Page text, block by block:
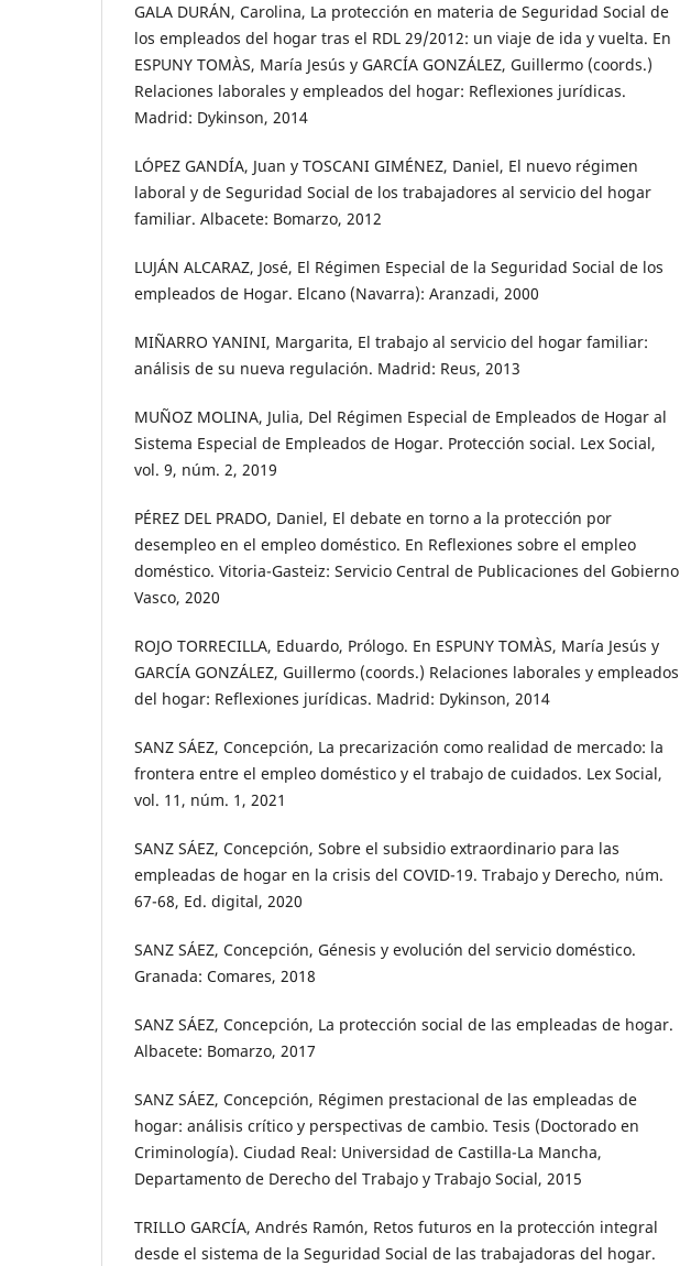
GALA DURÁN, Carolina, La protección en materia de Seguridad Social de
los empleados del hogar tras el RDL 29/2012: un viaje de ida y vuelta. En
ESPUNY TOMÀS, María Jesús y GARCÍA GONZÁLEZ, Guillermo (coords.)
Relaciones laborales y empleados del hogar: Reflexiones jurídicas.
Madrid: Dykinson, 2014
LÓPEZ GANDÍA, Juan y TOSCANI GIMÉNEZ, Daniel, El nuevo régimen
laboral y de Seguridad Social de los trabajadores al servicio del hogar
familiar. Albacete: Bomarzo, 2012
LUJÁN ALCARAZ, José, El Régimen Especial de la Seguridad Social de los
empleados de Hogar. Elcano (Navarra): Aranzadi, 2000
MIÑARRO YANINI, Margarita, El trabajo al servicio del hogar familiar:
análisis de su nueva regulación. Madrid: Reus, 2013
MUÑOZ MOLINA, Julia, Del Régimen Especial de Empleados de Hogar al
Sistema Especial de Empleados de Hogar. Protección social. Lex Social,
vol. 9, núm. 2, 2019
PÉREZ DEL PRADO, Daniel, El debate en torno a la protección por
desempleo en el empleo doméstico. En Reflexiones sobre el empleo
doméstico. Vitoria-Gasteiz: Servicio Central de Publicaciones del Gobierno
Vasco, 2020
ROJO TORRECILLA, Eduardo, Prólogo. En ESPUNY TOMÀS, María Jesús y
GARCÍA GONZÁLEZ, Guillermo (coords.) Relaciones laborales y empleados
del hogar: Reflexiones jurídicas. Madrid: Dykinson, 2014
SANZ SÁEZ, Concepción, La precarización como realidad de mercado: la
frontera entre el empleo doméstico y el trabajo de cuidados. Lex Social,
vol. 11, núm. 1, 2021
SANZ SÁEZ, Concepción, Sobre el subsidio extraordinario para las
empleadas de hogar en la crisis del COVID-19. Trabajo y Derecho, núm.
67-68, Ed. digital, 2020
SANZ SÁEZ, Concepción, Génesis y evolución del servicio doméstico.
Granada: Comares, 2018
SANZ SÁEZ, Concepción, La protección social de las empleadas de hogar.
Albacete: Bomarzo, 2017
SANZ SÁEZ, Concepción, Régimen prestacional de las empleadas de
hogar: análisis crítico y perspectivas de cambio. Tesis (Doctorado en
Criminología). Ciudad Real: Universidad de Castilla-La Mancha,
Departamento de Derecho del Trabajo y Trabajo Social, 2015
TRILLO GARCÍA, Andrés Ramón, Retos futuros en la protección integral
desde el sistema de la Seguridad Social de las trabajadoras del hogar.